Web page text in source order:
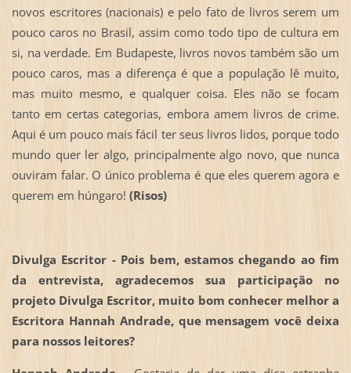
novos escritores (nacionais) e pelo fato de livros serem um
pouco caros no Brasil, assim como todo tipo de cultura em
si, na verdade. Em Budapeste, livros novos também são um
pouco caros, mas a diferença é que a população lê muito,
mas muito mesmo, e qualquer coisa. Eles não se focam
tanto em certas categorias, embora amem livros de crime.
Aqui é um pouco mais fácil ter seus livros lidos, porque todo
mundo quer ler algo, principalmente algo novo, que nunca
ouviram falar. O único problema é que eles querem agora e
querem em húngaro! (Risos)
Divulga Escritor - Pois bem, estamos chegando ao fim
da entrevista, agradecemos sua participação no
projeto Divulga Escritor, muito bom conhecer melhor a
Escritora Hannah Andrade, que mensagem você deixa
para nossos leitores?